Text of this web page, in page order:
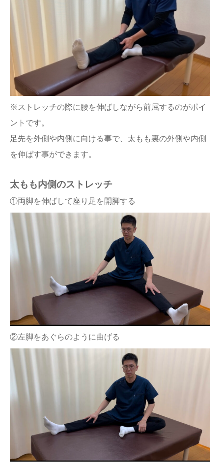
※ストレッチの際に腰を伸ばしながら前屈するのがポイ
ントです。
足先を外側や内側に向ける事で、太もも裏の外側や内側
を伸ばす事ができます。
太もも内側のストレッチ
①両脚を伸ばして座り足を開脚する
②左脚をあぐらのように曲げる